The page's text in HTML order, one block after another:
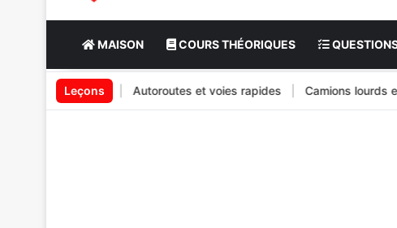
MAISON COURS THÉORIQUES
Leçons
des véhicules | Autoroutes et voies rapides | Camions lourds et